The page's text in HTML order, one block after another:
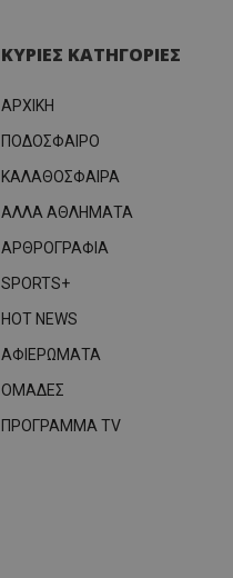
ΚΥΡΙΕΣ ΚΑΤΗΓΟΡΙΕΣ
ΑΡΧΙΚΗ
ΠΟΔΟΣΦΑΙΡΟ
ΚΑΛΑΘΟΣΦΑΙΡΑ
ΑΛΛΑ ΑΘΛΗΜΑΤΑ
ΑΡΘΡΟΓΡΑΦΙΑ
SPORTS+
HOT NEWS
ΑΦΙΕΡΩΜΑΤΑ
ΟΜΑΔΕΣ
ΠΡΟΓΡΑΜΜΑ TV